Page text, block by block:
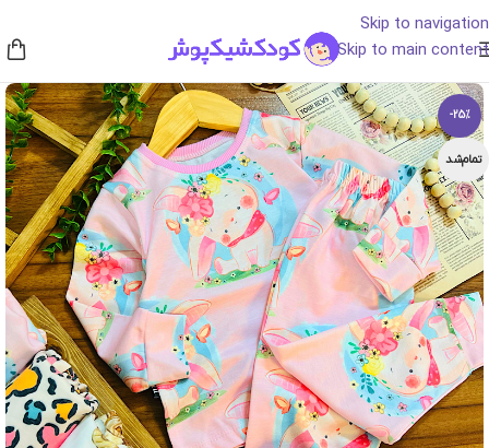
Skip to navigation
Skip to main content
-25%
تمام‌شد